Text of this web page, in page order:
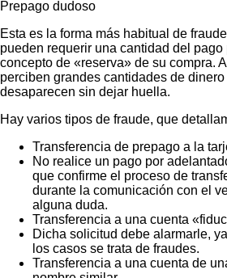
Prepago dudoso
Esta es la forma más habitual de
pueden requerir una cantidad del
concepto de «reserva» de su compra.
perciben grandes cantidades de
desaparecen sin dejar huella.
Hay varios tipos de fraude, que
Transferencia de prepago a la
No realice un pago por
que confirme el proceso de
durante la comunicación con el
alguna duda.
Transferencia a una cuenta
Dicha solicitud debe alarmarle,
los casos se trata de fraudes.
Transferencia a una cuenta de